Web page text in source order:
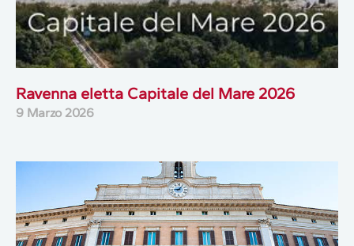
Ravenna eletta Capitale del Mare 2026
9 Marzo 2026